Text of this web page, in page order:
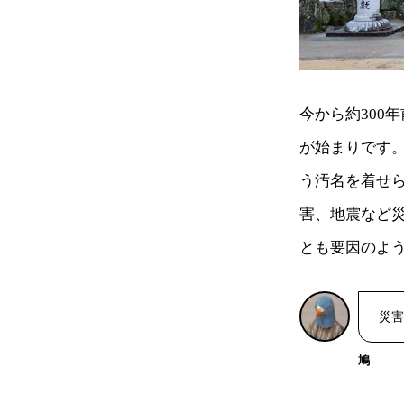
今から約300
が始まりです
う汚名を着せ
害、地震など
とも要因のよ
災
鳩